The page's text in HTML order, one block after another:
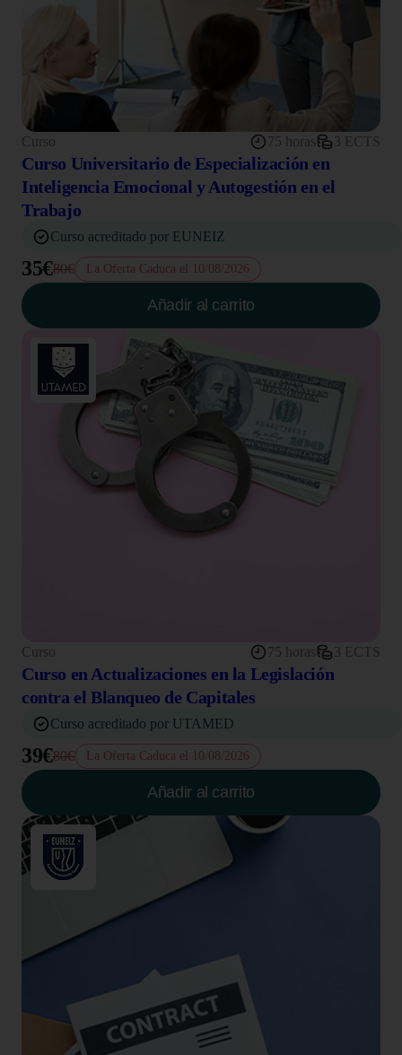
Curso 75 horas 3 ECTS
Curso Universitario de Especialización en
Inteligencia Emocional y Autogestión en el
Trabajo
Curso acreditado por EUNEIZ
35€80€ La Oferta Caduca el 10/08/2026
Añadir al carrito
Curso 75 horas 3 ECTS
Curso en Actualizaciones en la Legislación
contra el Blanqueo de Capitales
Curso acreditado por UTAMED
39€80€ La Oferta Caduca el 10/08/2026
Añadir al carrito